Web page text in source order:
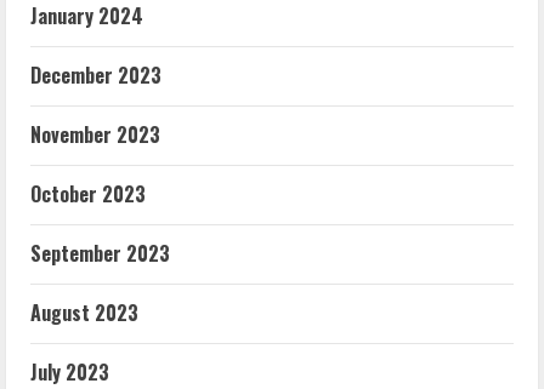
January 2024
December 2023
November 2023
October 2023
September 2023
August 2023
July 2023